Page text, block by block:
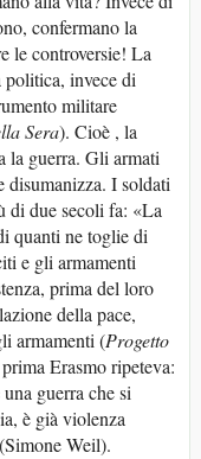
confermano la
le controversie! La
politica, invece di
militare
Sera). Cioè , la
la guerra. Gli armati
disumanizza. I soldati
di due secoli fa: «La
quanti ne toglie di
e gli armamenti
prima del loro
della pace,
armamenti (Progetto
Erasmo ripeteva:
guerra che si
è già violenza
Weil).